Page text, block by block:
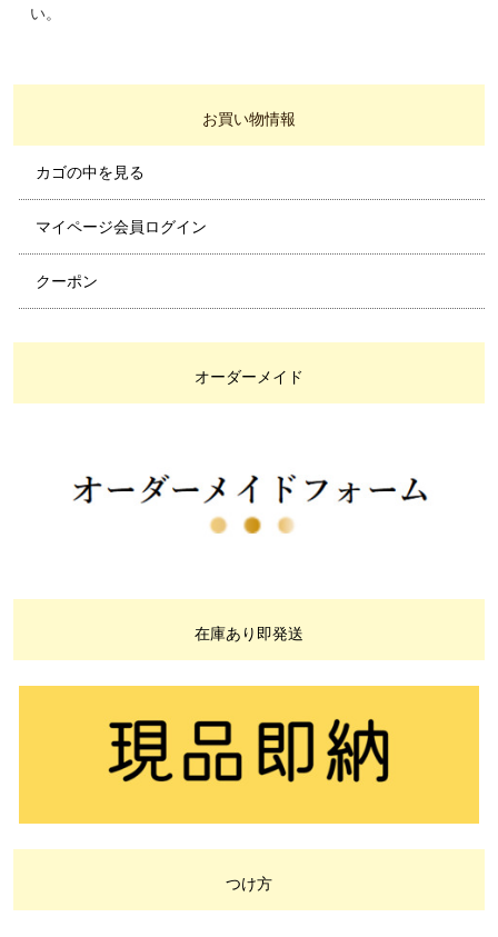
い。
お買い物情報
カゴの中を見る
マイページ会員ログイン
クーポン
オーダーメイド
在庫あり即発送
つけ方